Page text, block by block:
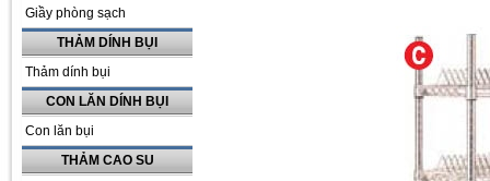
Giầy phòng sạch
THẢM DÍNH BỤI
Thảm dính bụi
CON LĂN DÍNH BỤI
Con lăn bụi
THẢM CAO SU